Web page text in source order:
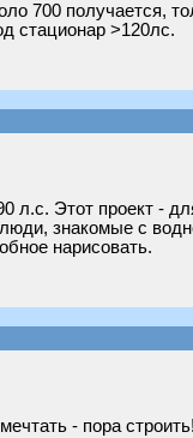
700 получается,
стационар >120лс.
л.с. Этот проект -
люди, знакомые с
нарисовать.
- пора